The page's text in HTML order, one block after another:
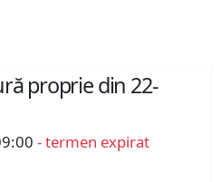
proprie din 22-
- termen expirat